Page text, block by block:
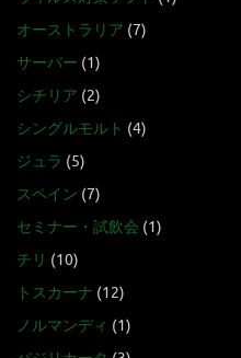
オーストラリア (7)
サーバー (1)
シチリア (2)
シングルモルト (4)
ジュラ (5)
スペイン (7)
セミナー・試飲会 (1)
チリ (10)
トスカーナ (12)
ノルマンディ (1)